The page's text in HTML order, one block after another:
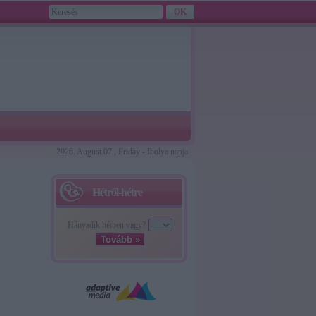
2026. August 07., Friday - Ibolya napja
Hétről-hétre
Hányadik hétben vagy?
Tovább »